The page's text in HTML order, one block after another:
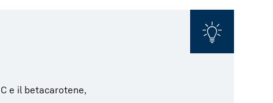
e il betacarotene,